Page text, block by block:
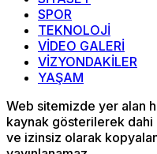
SPOR
TEKNOLOJİ
VİDEO GALERİ
VİZYONDAKİLER
YAŞAM
Web sitemizde yer alan
kaynak gösterilerek dahi
ve izinsiz olarak